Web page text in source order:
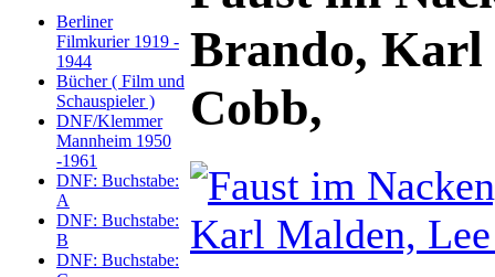
Berliner
Filmkurier 1919 -
1944
Bücher ( Film und
Schauspieler )
DNF/Klemmer
Mannheim 1950
-1961
DNF: Buchstabe:
A
DNF: Buchstabe:
B
DNF: Buchstabe:
Brando, Karl
Cobb,